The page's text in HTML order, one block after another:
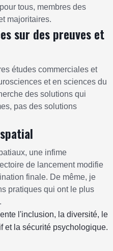
tous, membres des
majoritaires.
sur des preuves et
études commerciales et
et en sciences du
des solutions qui
pas des solutions
une infime
de lancement modifie
finale. De même, je
pratiques qui ont le plus